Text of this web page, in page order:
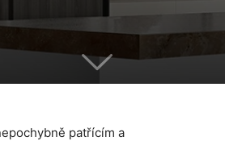
patřícím a